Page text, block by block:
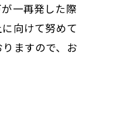
一再発した際
向けて努めて
ますので、お